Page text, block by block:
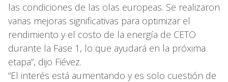
las condiciones de las olas europeas. Se realizaron
varias mejoras significativas para optimizar el
rendimiento y el costo de la energía de CETO
durante la Fase 1, lo que ayudará en la próxima
etapa”, dijo Fiévez.
“El interés está aumentando y es solo cuestión de